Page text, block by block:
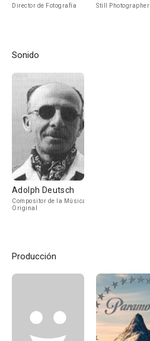
Director de Fotografía Still Photographer
Sonido
Adolph Deutsch
Compositor de la Música
Original
Producción